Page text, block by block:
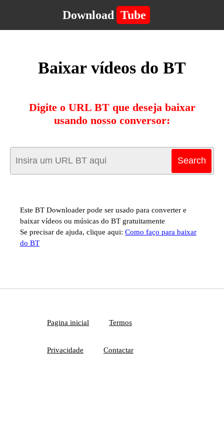
Download Tube
Baixar vídeos do BT
Digite o URL BT que deseja baixar
usando nosso conversor:
Este BT Downloader pode ser usado para converter e
baixar vídeos ou músicas do BT gratuitamente
Se precisar de ajuda, clique aqui: Como faço para baixar
do BT
Pagina inicial Termos
Privacidade Contactar